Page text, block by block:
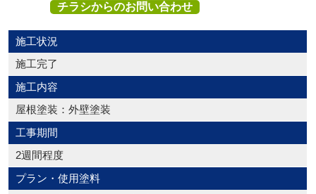
チラシからのお問い合わせ
施工状況
施工完了
施工内容
屋根塗装：外壁塗装
工事期間
2週間程度
プラン・使用塗料